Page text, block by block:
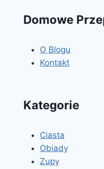
Domowe
O Blogu
Kontakt
Kategorie
Ciasta
Obiady
Zupy